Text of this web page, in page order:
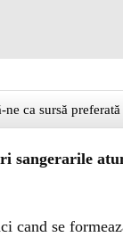
ne ca sursă
sangerarile
cand se